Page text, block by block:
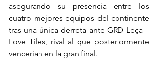
asegurando su presencia entre los
cuatro mejores equipos del continente
tras una única derrota ante GRD Leça –
Love Tiles, rival al que posteriormente
vencerían en la gran final.